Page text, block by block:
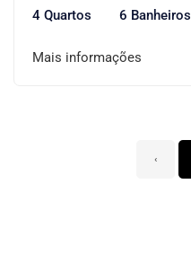
4 Quartos 6 Banheiros
Mais informações
‹